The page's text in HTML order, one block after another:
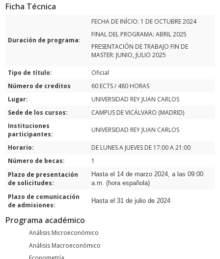
Ficha Técnica
Duración de programa:
FECHA DE INÍCIO: 1 DE OCTUBRE 2024
FINAL DEL PROGRAMA: ABRIL 2025
PRESENTACIÓN DE TRABAJO FIN DE
MASTER: JUNIO, JULIO 2025
Tipo de título:
Oficial
Número de creditos
60 ECTS / 480 HORAS
Lugar:
UNIVERSIDAD REY JUAN CARLOS
Sede de los cursos:
CAMPUS DE VICÁLVARO (MADRID)
Instituciones
participantes:
UNIVERSIDAD REY JUAN CARLOS
Horario:
DE LUNES A JUEVES DE 17:00 A 21:00
Número de becas:
1
Plazo de presentación
de solicitudes:
Hasta el 14 de marzo 2024, a las 09:00
a.m. (hora española)
Plazo de comunicación
de admisiones:
Hasta el 31 de julio de 2024
Programa académico
Análisis Microeconómico
Análisis Macroeconómico